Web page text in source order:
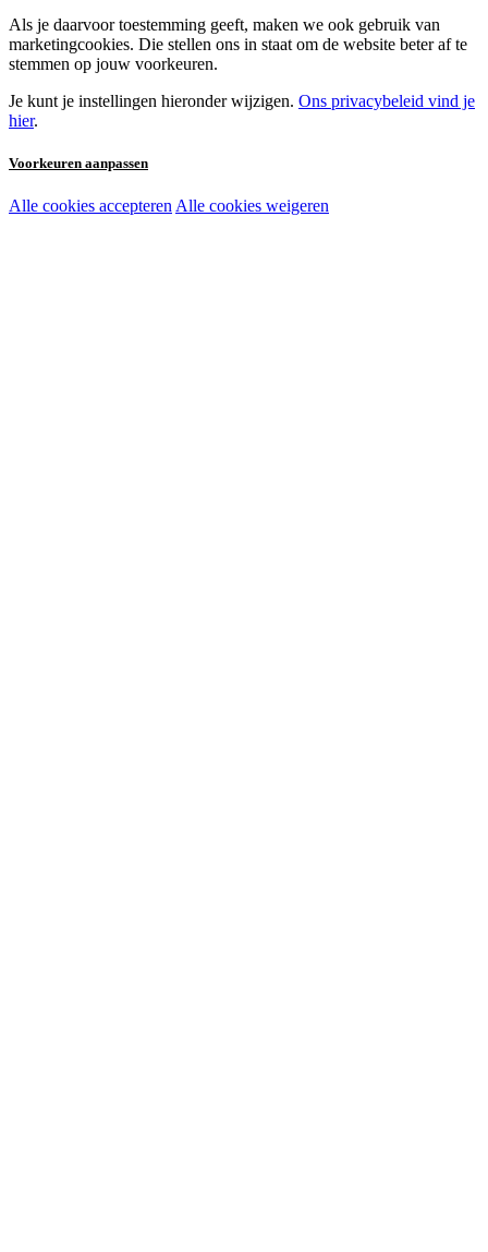
Als je daarvoor toestemming geeft, maken we ook gebruik van
marketingcookies. Die stellen ons in staat om de website beter af te
stemmen op jouw voorkeuren.
Je kunt je instellingen hieronder wijzigen. Ons privacybeleid vind je
hier.
Voorkeuren aanpassen
Noodzakelijke cookies:
Alle cookies accepteren Alle cookies weigeren